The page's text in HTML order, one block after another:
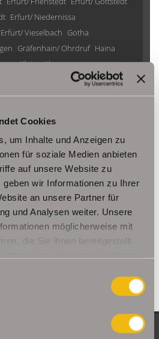
Cookies
um Inhalte und Anzeigen zu
für soziale Medien anbieten
auf unsere Website zu
wir Informationen zu Ihrer
an unsere Partner für
und Analysen weiter. Unsere
möglicherweise mit
die Sie ihnen bereitgestellt
Erfurt/ Niedernissa
Erfurt/ Vieselbach Gotha
Gräfenhain/ Ohrdruf Haina
Kleinmölsen
Nohra Oberhof
Steinbach-Hallenberg/ Viernau
Weimar / Legefeld
Am Ettersberg Häuser Am Ettersberg
Immobilienkauf Am
Am Ettersberg
Einfamilienhäuser Am